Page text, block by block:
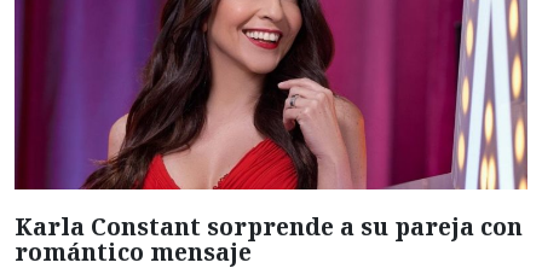
Karla Constant sorprende a su pareja con
romántico mensaje